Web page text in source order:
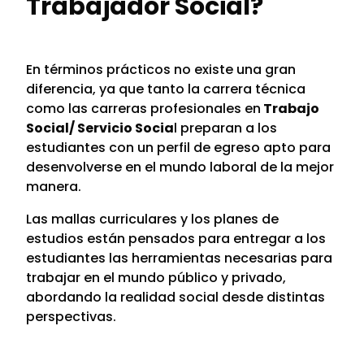
En términos prácticos no existe una gran
diferencia, ya que tanto la carrera técnica
como las carreras profesionales en Trabajo
Social/ Servicio Social preparan a los
estudiantes con un perfil de egreso apto para
desenvolverse en el mundo laboral de la mejor
manera.
Las mallas curriculares y los planes de
estudios están pensados para entregar a los
estudiantes las herramientas necesarias para
trabajar en el mundo público y privado,
abordando la realidad social desde distintas
perspectivas.